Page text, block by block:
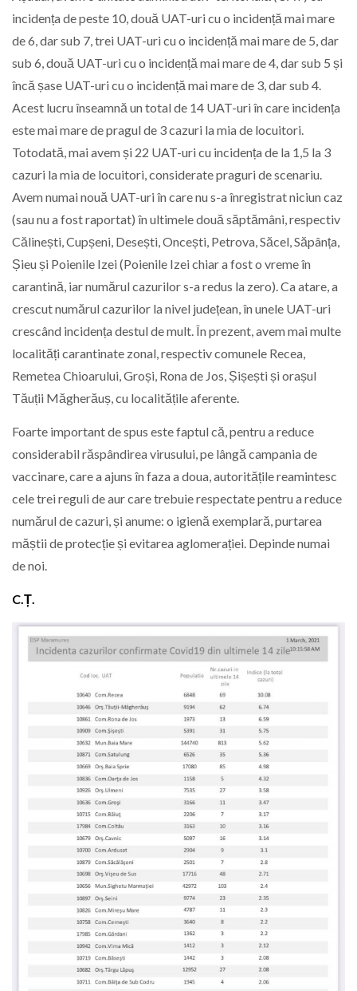
incidența de peste 10, două UAT-uri cu o incidență mai mare
de 6, dar sub 7, trei UAT-uri cu o incidență mai mare de 5, dar
sub 6, două UAT-uri cu o incidență mai mare de 4, dar sub 5 și
încă șase UAT-uri cu o incidență mai mare de 3, dar sub 4.
Acest lucru înseamnă un total de 14 UAT-uri în care incidența
este mai mare de pragul de 3 cazuri la mia de locuitori.
Totodată, mai avem și 22 UAT-uri cu incidența de la 1,5 la 3
cazuri la mia de locuitori, considerate praguri de scenariu.
Avem numai nouă UAT-uri în care nu s-a înregistrat niciun caz
(sau nu a fost raportat) în ultimele două săptămâni, respectiv
Călinești, Cupșeni, Desești, Oncești, Petrova, Săcel, Săpânța,
Șieu și Poienile Izei (Poienile Izei chiar a fost o vreme în
carantină, iar numărul cazurilor s-a redus la zero). Ca atare, a
crescut numărul cazurilor la nivel județean, în unele UAT-uri
crescând incidența destul de mult. În prezent, avem mai multe
localități carantinate zonal, respectiv comunele Recea,
Remetea Chioarului, Groși, Rona de Jos, Șișești și orașul
Tăuții Măgherăuș, cu localitățile aferente.
Foarte important de spus este faptul că, pentru a reduce
considerabil răspândirea virusului, pe lângă campania de
vaccinare, care a ajuns în faza a doua, autoritățile reamintesc
cele trei reguli de aur care trebuie respectate pentru a reduce
numărul de cazuri, și anume: o igienă exemplară, purtarea
măștii de protecție și evitarea aglomerației. Depinde numai
de noi.
C.Ț.